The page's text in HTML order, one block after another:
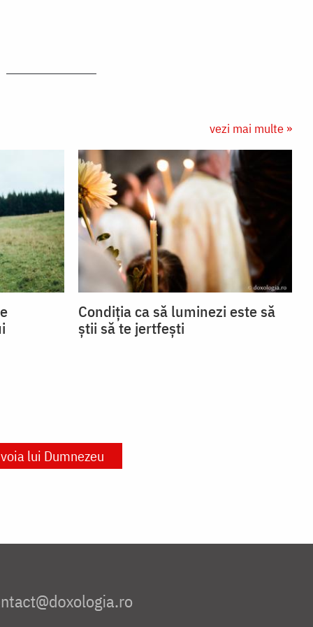
vezi mai multe »
Condiția ca să luminezi este să
știi să te jertfești
voia lui Dumnezeu